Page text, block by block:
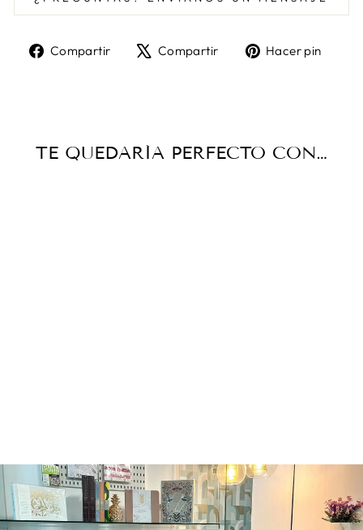
Compartir
CompartirCompartir
TuitearHacer pin
TE QUEDARÍA PERFECTO CON…